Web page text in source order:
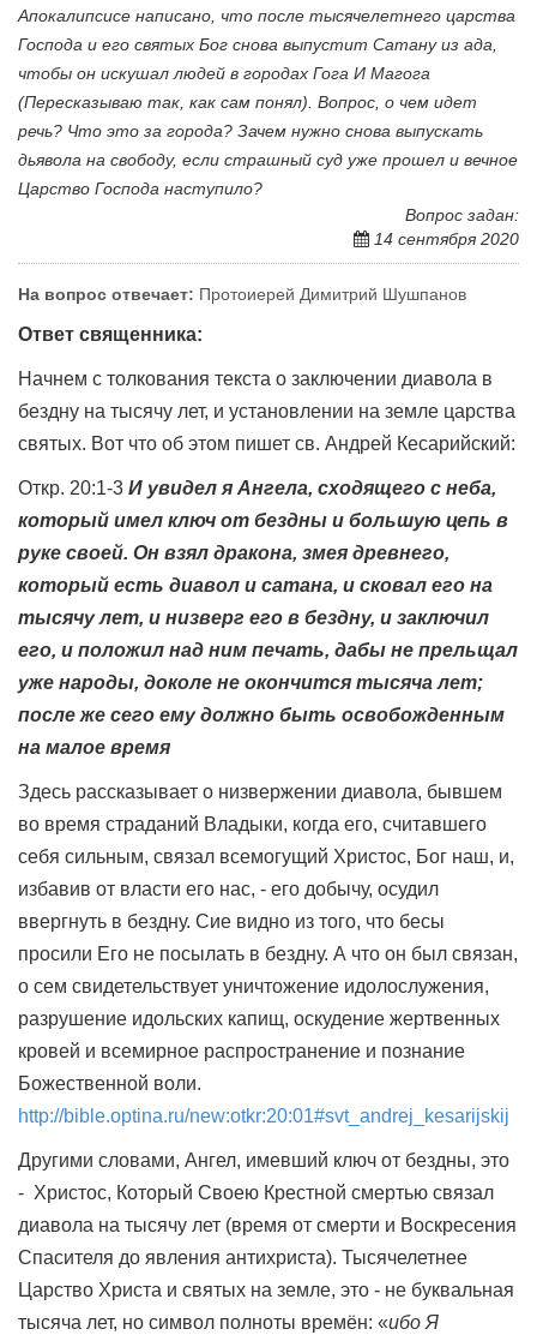
Апокалипсисе написано, что после тысячелетнего царства
Господа и его святых Бог снова выпустит Сатану из ада,
чтобы он искушал людей в городах Гога И Магога
(Пересказываю так, как сам понял). Вопрос, о чем идет
речь? Что это за города? Зачем нужно снова выпускать
дьявола на свободу, если страшный суд уже прошел и вечное
Царство Господа наступило?
Вопрос задан:
14 сентября 2020
На вопрос отвечает: Протоиерей Димитрий Шушпанов
Ответ священника:
Начнем с толкования текста о заключении диавола в
бездну на тысячу лет, и установлении на земле царства
святых. Вот что об этом пишет св. Андрей Кесарийский:
Откр. 20:1-3 И увидел я Ангела, сходящего с неба,
который имел ключ от бездны и большую цепь в
руке своей. Он взял дракона, змея древнего,
который есть диавол и сатана, и сковал его на
тысячу лет, и низверг его в бездну, и заключил
его, и положил над ним печать, дабы не прельщал
уже народы, доколе не окончится тысяча лет;
после же сего ему должно быть освобожденным
на малое время
Здесь рассказывает о низвержении диавола, бывшем
во время страданий Владыки, когда его, считавшего
себя сильным, связал всемогущий Христос, Бог наш, и,
избавив от власти его нас, - его добычу, осудил
ввергнуть в бездну. Сие видно из того, что бесы
просили Его не посылать в бездну. А что он был связан,
о сем свидетельствует уничтожение идолослужения,
разрушение идольских капищ, оскудение жертвенных
кровей и всемирное распространение и познание
Божественной воли.
http://bible.optina.ru/new:otkr:20:01#svt_andrej_kesarijskij
Другими словами, Ангел, имевший ключ от бездны, это
- Христос, Который Своею Крестной смертью связал
диавола на тысячу лет (время от смерти и Воскресения
Спасителя до явления антихриста). Тысячелетнее
Царство Христа и святых на земле, это - не буквальная
тысяча лет, но символ полноты времён: «ибо Я